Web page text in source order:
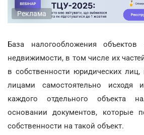
Реклама
База налогообложения
недвижимости, в том числе их
в собственности юридических лиц,
лицами самостоятельно
каждого отдельного объекта
основании документов, которые
собственности на такой объект.